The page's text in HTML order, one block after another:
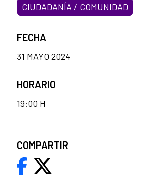
CIUDADANÍA / COMUNIDAD
FECHA
31 MAYO 2024
HORARIO
19:00 H
COMPARTIR